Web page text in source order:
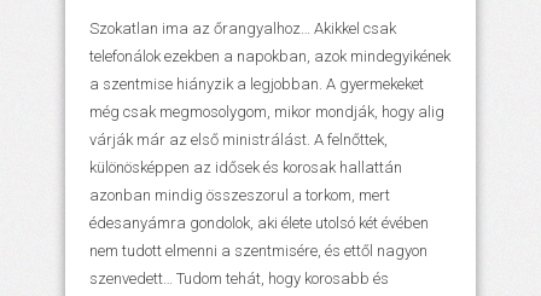
Szokatlan ima az őrangyalhoz… Akikkel csak
telefonálok ezekben a napokban, azok mindegyikének
a szentmise hiányzik a legjobban. A gyermekeket
még csak megmosolygom, mikor mondják, hogy alig
várják már az első ministrálást. A felnőttek,
különösképpen az idősek és korosak hallattán
azonban mindig összeszorul a torkom, mert
édesanyámra gondolok, aki élete utolsó két évében
nem tudott elmenni a szentmisére, és ettől nagyon
szenvedett… Tudom tehát, hogy korosabb és